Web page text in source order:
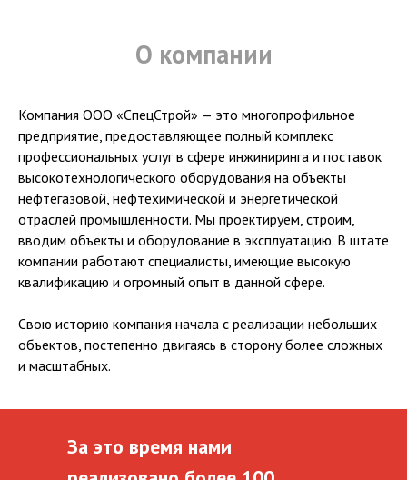
О компании
Компания ООО «СпецСтрой» — это многопрофильное
предприятие, предоставляющее полный комплекс
профессиональных услуг в сфере инжиниринга и поставок
высокотехнологического оборудования на объекты
нефтегазовой, нефтехимической и энергетической
отраслей промышленности. Мы проектируем, строим,
вводим объекты и оборудование в эксплуатацию. В штате
компании работают специалисты, имеющие высокую
квалификацию и огромный опыт в данной сфере.
Свою историю компания начала с реализации небольших
объектов, постепенно двигаясь в сторону более сложных
и масштабных.
За это время нами